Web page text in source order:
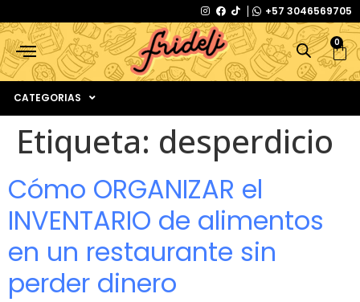
+57 3046569705
0
CATEGORIAS
Etiqueta: desperdicio
Cómo ORGANIZAR el
INVENTARIO de alimentos
en un restaurante sin
perder dinero